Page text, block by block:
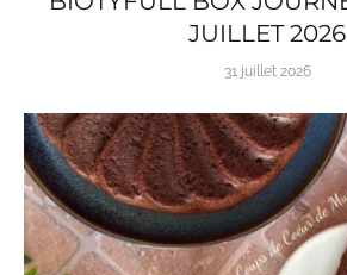
JUILLET 2026
31 juillet 2026